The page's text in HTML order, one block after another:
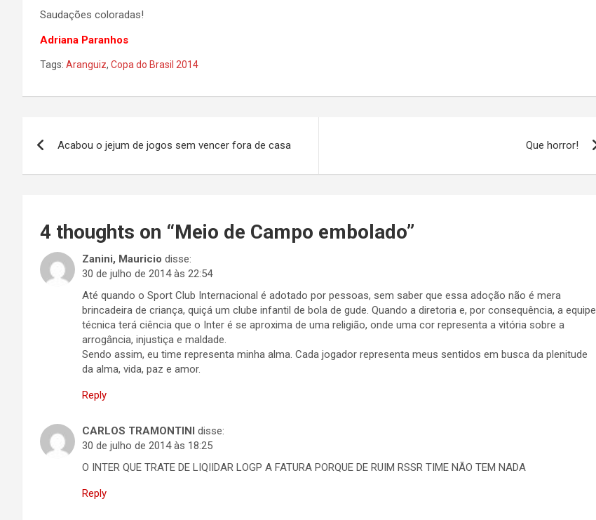
Saudações coloradas!
Adriana Paranhos
Tags: Aranguiz, Copa do Brasil 2014
de
Acabou o jejum de jogos sem vencer fora de casa Que horror!
4 thoughts on “Meio de Campo embolado”
Zanini, Mauricio disse:
30 de julho de 2014 às 22:54
Até quando o Sport Club Internacional é adotado por pessoas, sem saber que essa adoção não é mera
brincadeira de criança, quiçá um clube infantil de bola de gude. Quando a diretoria e, por consequência, a equipe
técnica terá ciência que o Inter é se aproxima de uma religião, onde uma cor representa a vitória sobre a
arrogância, injustiça e maldade.
Sendo assim, eu time representa minha alma. Cada jogador representa meus sentidos em busca da plenitude
da alma, vida, paz e amor.
Reply
CARLOS TRAMONTINI disse:
30 de julho de 2014 às 18:25
O INTER QUE TRATE DE LIQIIDAR LOGP A FATURA PORQUE DE RUIM RSSR TIME NÃO TEM NADA
Reply